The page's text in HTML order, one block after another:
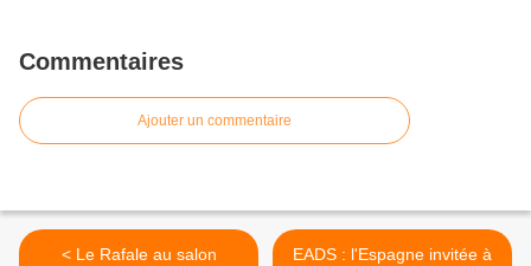
Commentaires
Ajouter un commentaire
< Le Rafale au salon
EADS : l'Espagne invitée à